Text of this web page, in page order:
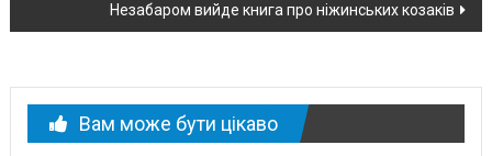
Незабаром вийде книга про ніжинських козаків
Вам може бути цікаво